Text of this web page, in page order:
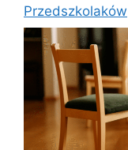
Przedszkolaków